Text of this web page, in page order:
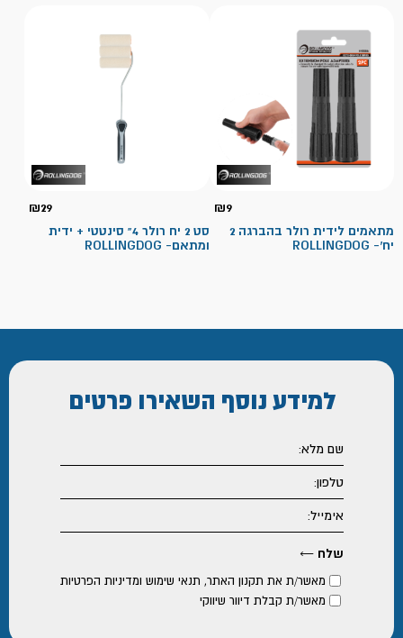
₪9
מתאמים לידית רולר בהברגה 2
יח'- ROLLINGDOG
₪29
סט 2 יח רולר 4" סינטטי + ידית
ומתאם- ROLLINGDOG
למידע נוסף השאירו פרטים
מאשר/ת את תקנון האתר, תנאי שימוש ומדיניות הפרטיות
מאשר/ת קבלת דיוור שיווקי